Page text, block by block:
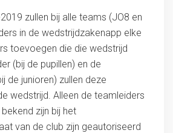
zullen bij alle teams (JO8 en
in de wedstrijdzakenapp elke
toevoegen die die wedstrijd
(bij de pupillen) en de
de junioren) zullen deze
wedstrijd. Alleen de teamleiders
zijn bij het
van de club zijn geautoriseerd